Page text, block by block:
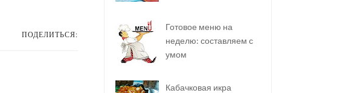
ПОДЕЛИТЬСЯ:
Готовое меню на
неделю: составляем с
умом
Кабачковая икра